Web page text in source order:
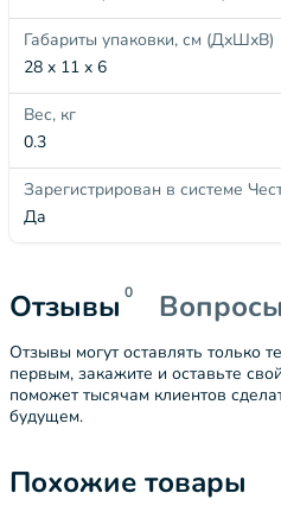
Габариты упаковки, см (ДхШхВ)
28 x 11 x 6
Вес, кг
0.3
Зарегистрирован в системе
Да
Отзывы 0 Вопросы
Отзывы могут оставлять только
первым, закажите и оставьте
поможет тысячам клиентов
будущем.
Похожие товары